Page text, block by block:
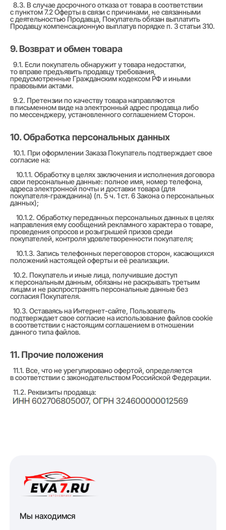
8.3. В случае досрочного отказа от товара в соответствии
с пунктом 7.2 Оферты в связи с причинами, не связанными
с деятельностью Продавца, Покупатель обязан выплатить
Продавцу компенсационную выплатув порядке п. 3 статьи 310.
9. Возврат и обмен товара
9.1. Если покупатель обнаружит у товара недостатки,
то вправе предъявить продавцу требования,
предусмотренные Гражданским кодексом РФ и иными
правовыми актами.
9.2. Претензии по качеству товара направляются
в письменном виде на электронный адрес продавца либо
по мессенджеру, установленного соглашением Сторон.
10. Обработка персональных данных
10.1. При оформлении Заказа Покупатель подтверждает свое
согласие на:
10.1.1. Обработку в целях заключения и исполнения договора
свои персональные данные: полное имя, номер телефона,
адреса электронной почты и доставки товара (для
покупателя-гражданина) (п. 5 ч. 1 ст. 6 Закона о персональных
данных);
10.1.2. Обработку переданных персональных данных в целях
направления ему сообщений рекламного характера о товаре,
проведения опросов и розыгрышей призов среди
покупателей, контроля удовлетворенности покупателя;
10.1.3. Запись телефонных переговоров сторон, касающихся
положений настоящей оферты и её реализации.
10.2. Покупатель и иные лица, получившие доступ
к персональным данным, обязаны не раскрывать третьим
лицам и не распространять персональные данные без
согласия Покупателя.
10.3. Оставаясь на Интернет-сайте, Пользователь
подтверждает свое согласие на использование файлов cookie
в соответствии с настоящим соглашением в отношении
данного типа файлов.
11. Прочие положения
11.1. Все, что не урегулировано офертой, определяется
в соответствии с законодательством Российской Федерации.
11.2. Реквизиты продавца:
Мы находимся